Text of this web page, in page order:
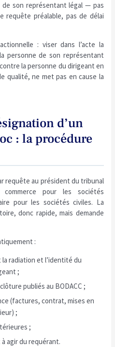
son représentant légal — pas
requête préalable, pas de délai
: viser dans l’acte la
personne de son représentant
la personne du dirigeant en
qualité, ne met pas en cause la
d’un
: la procédure
requête au président du tribunal
pour les sociétés
pour les sociétés civiles. La
donc rapide, mais demande
:
radiation et l’identité du
;
publiés au BODACC ;
(factures, contrat, mises en
;
;
agir du requérant.